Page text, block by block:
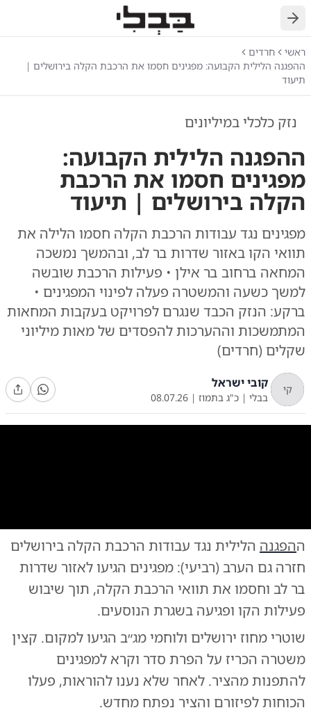
חזרה
ראשי
חרדים
ההפגנה הלילית הקבועה: מפגינים חסמו את הרכבת הקלה בירושלים |
תיעוד
נזק כלכלי במיליונים
ההפגנה הלילית הקבועה:
מפגינים חסמו את הרכבת
הקלה בירושלים | תיעוד
מפגינים נגד עבודות הרכבת הקלה חסמו הלילה את
תוואי הקו באזור שדרות בר לב, ובהמשך נמשכה
המחאה ברחוב בר אילן • פעילות הרכבת שובשה
למשך כשעה והמשטרה פעלה לפינוי המפגינים •
ברקע: הנזק הכבד שנגרם לפרויקט בעקבות המחאות
המתמשכות וההערכות להפסדים של מאות מיליוני
שקלים (חרדים)
קי קובי ישראל
בבלי | כ"ג בתמוז |
08.07.26
המחאה הלילית בבר אילן |צילום:צילום: ראובן ביאלה ההפגנה הלילית נגד עבודות הרכבת הקלה בירושלים
חזרה גם הערב (רביעי): מפגינים הגיעו לאזור שדרות
בר לב וחסמו את תוואי הרכבת הקלה, תוך שיבוש
פעילות הקו ופגיעה בשגרת הנוסעים.
שוטרי מחוז ירושלים ולוחמי מג״ב הגיעו למקום. קצין
משטרה הכריז על הפרת סדר וקרא למפגינים
להתפנות מהציר. לאחר שלא נענו להוראות, פעלו
הכוחות לפיזורם והציר נפתח מחדש.